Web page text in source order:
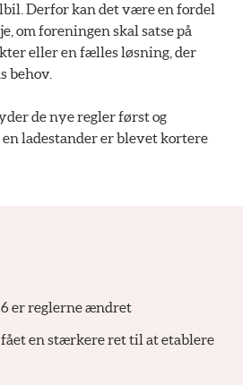
Derfor kan det være en fordel
om foreningen skal satse på
eller en fælles løsning, der
behov.
de nye regler først og
ladestander er blevet kortere
er reglerne ændret
en stærkere ret til at etablere